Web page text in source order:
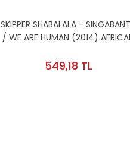
SKIPPER SHABALALA -
/ WE ARE HUMAN (2014)
549,18 TL